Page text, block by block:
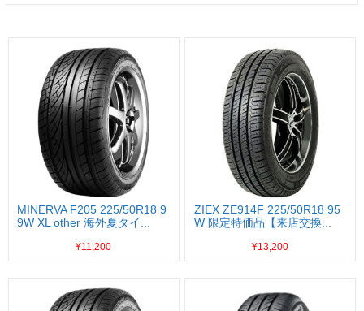
MINERVA F205 225/50R18 9
9W XL other 海外夏タイ...
¥11,200
ZIEX ZE914F 225/50R18 95
W 限定特価品【来店交換...
¥13,200